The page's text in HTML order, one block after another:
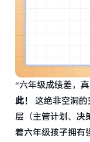
“六年级成绩差，
此！
这绝非空洞
层（主管计划、决
着六年级孩子拥有